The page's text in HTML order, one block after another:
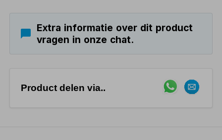
Extra informatie over dit product
vragen in onze chat.
Product delen via..